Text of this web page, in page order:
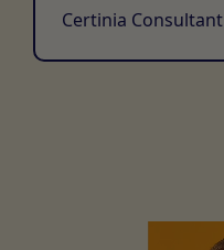
Certinia Consultant